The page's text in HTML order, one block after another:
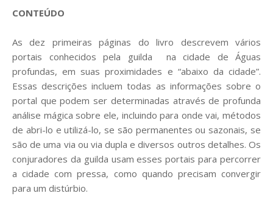
CONTEÚDO
As dez primeiras páginas do livro descrevem vários
portais conhecidos pela guilda na cidade de Águas
profundas, em suas proximidades e “abaixo da cidade”.
Essas descrições incluem todas as informações sobre o
portal que podem ser determinadas através de profunda
análise mágica sobre ele, incluindo para onde vai, métodos
de abri-lo e utilizá-lo, se são permanentes ou sazonais, se
são de uma via ou via dupla e diversos outros detalhes. Os
conjuradores da guilda usam esses portais para percorrer
a cidade com pressa, como quando precisam convergir
para um distúrbio.